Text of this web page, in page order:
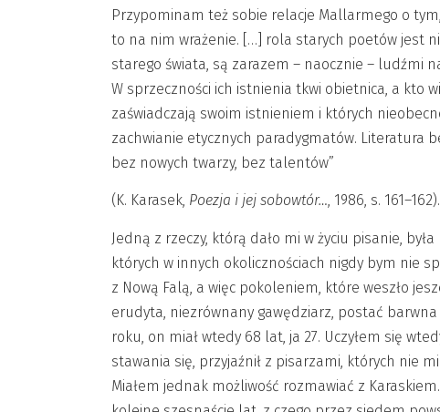
Przypominam też sobie relacje Mallarmego o
to na nim wrażenie. […] rola starych poetów jest
starego świata, są zarazem – naocznie – ludźmi
W sprzeczności ich istnienia tkwi obietnica, a kto
zaświadczają swoim istnieniem i których
zachwianie etycznych paradygmatów. Literatura
bez nowych twarzy, bez talentów”
(K. Karasek, Poezja i jej sobowtór…, 1986, s. 161–162).
Jedną z rzeczy, którą dało mi w życiu pisanie,
których w innych okolicznościach nigdy bym nie
z Nową Falą, a więc pokoleniem, które weszło
erudyta, niezrównany gawędziarz, postać
roku, on miał wtedy 68 lat, ja 27. Uczyłem się
stawania się, przyjaźnił z pisarzami, których nie
Miałem jednak możliwość rozmawiać z